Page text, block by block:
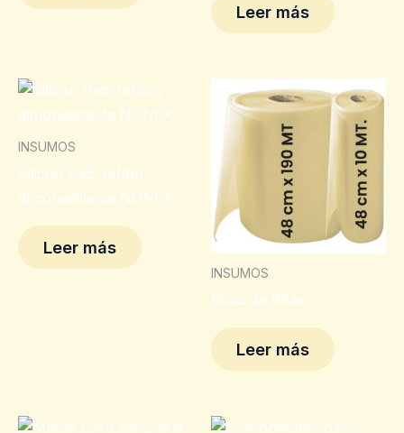
Leer más
INSUMOS
Silicón Pad, teflón,
almohadilla de NONEX
Leer más
INSUMOS
Rollo de Bifaz
Leer más